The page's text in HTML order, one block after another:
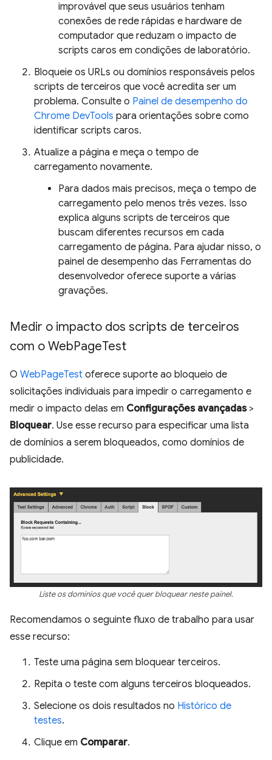
improvável que seus usuários tenham
conexões de rede rápidas e hardware de
computador que reduzam o impacto de
scripts caros em condições de laboratório.
Bloqueie os URLs ou domínios responsáveis pelos
scripts de terceiros que você acredita ser um
problema. Consulte o Painel de desempenho do
Chrome DevTools para orientações sobre como
identificar scripts caros.
Atualize a página e meça o tempo de
carregamento novamente.
Para dados mais precisos, meça o tempo de
carregamento pelo menos três vezes. Isso
explica alguns scripts de terceiros que
buscam diferentes recursos em cada
carregamento de página. Para ajudar nisso, o
painel de desempenho das Ferramentas do
desenvolvedor oferece suporte a várias
gravações.
Medir o impacto dos scripts de terceiros
com o WebPageTest
O WebPageTest oferece suporte ao bloqueio de
solicitações individuais para impedir o carregamento e
medir o impacto delas em Configurações avançadas>
Bloquear. Use esse recurso para especificar uma lista
de domínios a serem bloqueados, como domínios de
publicidade.
Liste os domínios que você quer bloquear neste painel.
Recomendamos o seguinte fluxo de trabalho para usar
esse recurso:
Teste uma página sem bloquear terceiros.
Repita o teste com alguns terceiros bloqueados.
Selecione os dois resultados no Histórico de
testes.
Clique em Comparar.